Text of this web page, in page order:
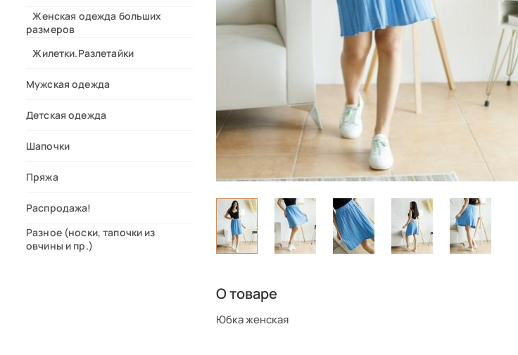
Женская одежда больших
размеров
Жилетки.Разлетайки
Мужская одежда
Детская одежда
Шапочки
Пряжа
Распродажа!
Разное (носки, тапочки из
овчины и пр.)
О товаре
Юбка женская